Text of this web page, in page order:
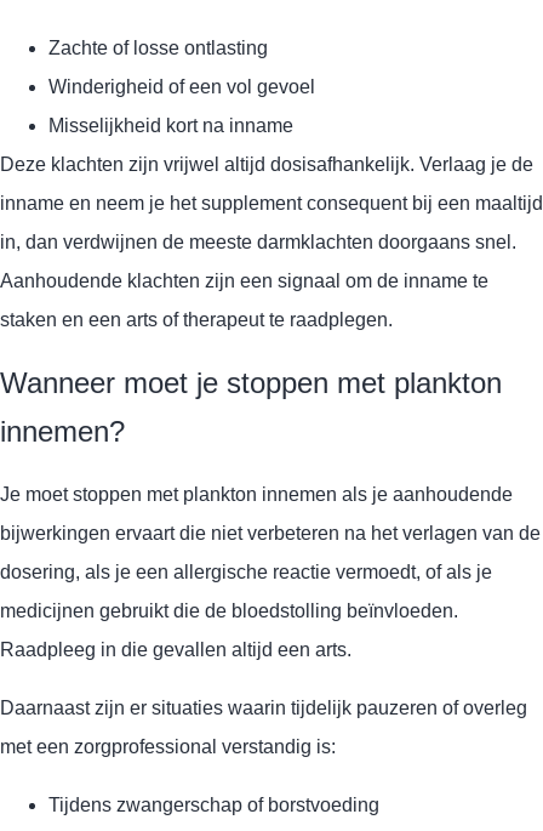
Zachte of losse ontlasting
Winderigheid of een vol gevoel
Misselijkheid kort na inname
Deze klachten zijn vrijwel altijd dosisafhankelijk. Verlaag je de
inname en neem je het supplement consequent bij een maaltijd
in, dan verdwijnen de meeste darmklachten doorgaans snel.
Aanhoudende klachten zijn een signaal om de inname te
staken en een arts of therapeut te raadplegen.
Wanneer moet je stoppen met plankton
innemen?
Je moet stoppen met plankton innemen als je aanhoudende
bijwerkingen ervaart die niet verbeteren na het verlagen van de
dosering, als je een allergische reactie vermoedt, of als je
medicijnen gebruikt die de bloedstolling beïnvloeden.
Raadpleeg in die gevallen altijd een arts.
Daarnaast zijn er situaties waarin tijdelijk pauzeren of overleg
met een zorgprofessional verstandig is:
Tijdens zwangerschap of borstvoeding